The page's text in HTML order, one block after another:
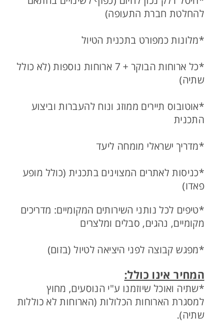
להחלטת חברת התעופה)
*מלונות כמפורט בתכנית הטיול
*כל ארוחות הבוקר + 7 ארוחות נוספות (לא כולל
שתיה)
*אוטובוס תיירים ממוזג ונוח להעברות וביצוע
התכנית
*מדריך ישראלי מומחה ליעד
*כניסות לאתרים המצוינים בתכנית (כולל מופע
פאדו)
*טיפים לכל נותני השירותים המקומיים: מדריכים
מקומיים, נהגים, סבלים ומלצרים
*מפגש קבוצה לפני היציאה לטיול (בזום)
המחיר אינו כולל:
*שתיה ואוכל שיוזמנו ע"י הנוסעים, מחוץ
למסגרת הארוחות הכלולות (הארוחות לא כוללות
שתיה).